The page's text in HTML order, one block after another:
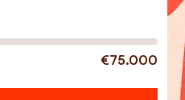
€75.000